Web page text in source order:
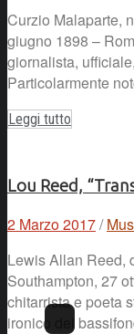
Curzio Malaparte,
giugno 1898 –
giornalista,
Particolarmente
Leggi tutto
Lou Reed,
2 Marzo 2017/
Lewis Allan Reed,
Southampton, 27
chitarrista e poeta
ironico dei